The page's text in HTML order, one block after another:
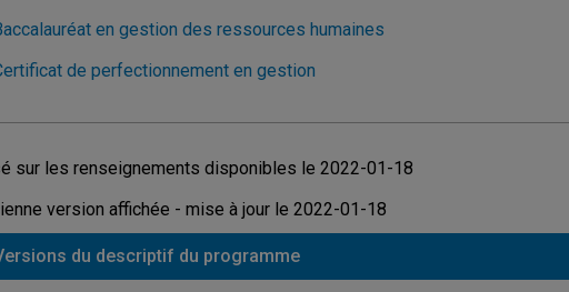
en gestion des ressources humaines
de perfectionnement en gestion
sur les renseignements disponibles le 2022-01-18
version affichée - mise à jour le 2022-01-18
du descriptif du programme